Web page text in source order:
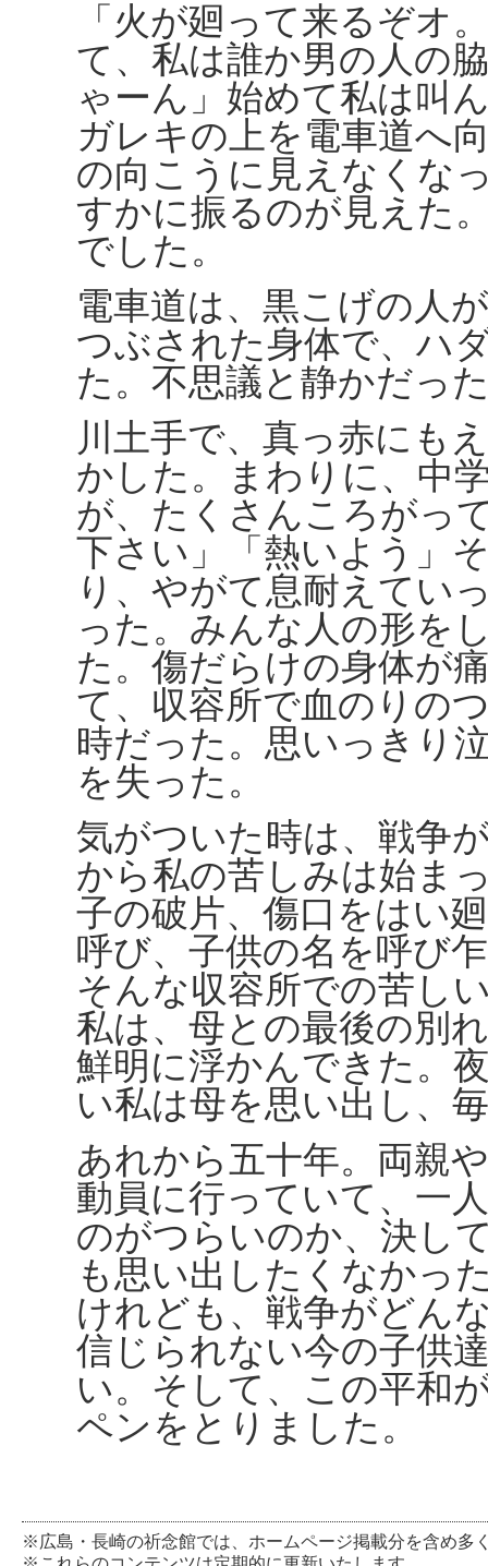
「火が廻って来るぞオ
て、私は誰か男の人の
ゃーん」始めて私は叫
ガレキの上を電車道へ
の向こうに見えなくな
すかに振るのが見えた
でした。
電車道は、黒こげの人
つぶされた身体で、ハ
た。不思議と静かだっ
川土手で、真っ赤にも
かした。まわりに、中
が、たくさんころがっ
下さい」「熱いよう」
り、やがて息耐えてい
った。みんな人の形を
た。傷だらけの身体が
て、収容所で血のりの
時だった。思いっきり
を失った。
気がついた時は、戦争
から私の苦しみは始ま
子の破片、傷口をはい
呼び、子供の名を呼び
そんな収容所での苦し
私は、母との最後の別
鮮明に浮かんできた。
い私は母を思い出し、
あれから五十年。両親
動員に行っていて、一
のがつらいのか、決し
も思い出したくなかっ
けれども、戦争がどん
信じられない今の子供
い。そして、この平和
ペンをとりました。
※広島・長崎の祈念館では、ホームページ掲載分を含め多